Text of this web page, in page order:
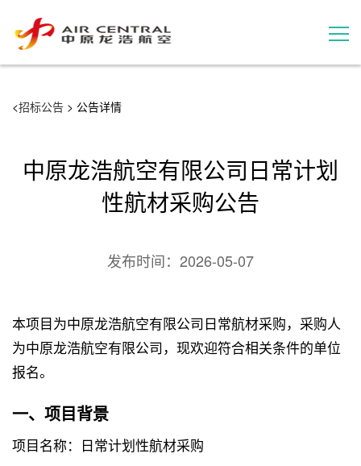
用户案例
<招标公告 > 公告详情
中原龙浩航空有限公司日常计划
性航材采购公告
发布时间： 2026-05-07
本项目为中原龙浩航空有限公司日常航材采购，采购人
为中原龙浩航空有限公司，现欢迎符合相关条件的单位
报名。
一、项目背景
项目名称：日常计划性航材采购